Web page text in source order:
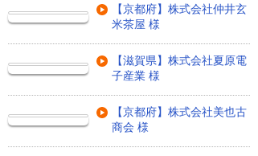
【京都府】株式会社仲井玄
米茶屋 様
【滋賀県】株式会社夏原電
子産業 様
【京都府】株式会社美也古
商会 様